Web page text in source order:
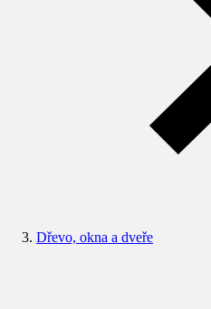
Dřevo, okna a dveře